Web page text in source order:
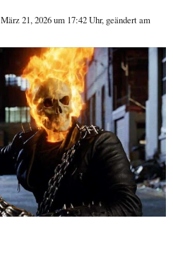
März 21, 2026um 17:42 Uhr, geändert am